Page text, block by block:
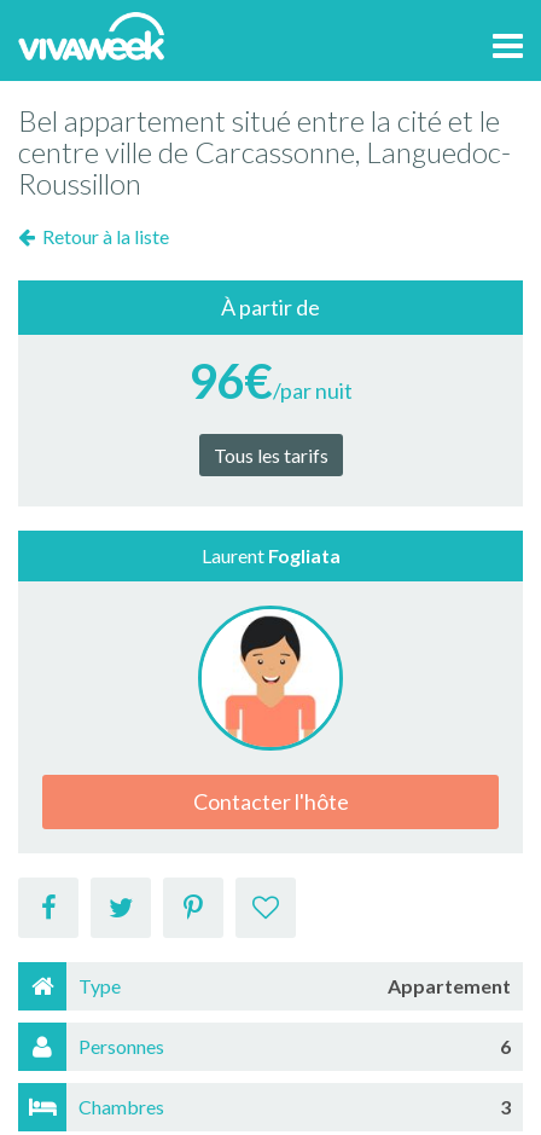
Bel appartement situé entre la cité et le
centre ville de Carcassonne, Languedoc-
Roussillon
Retour à la liste
À partir de
96€/par nuit
Tous les tarifs
Laurent Fogliata
Contacter l'hôte
Type Appartement
Personnes 6
Chambres 3